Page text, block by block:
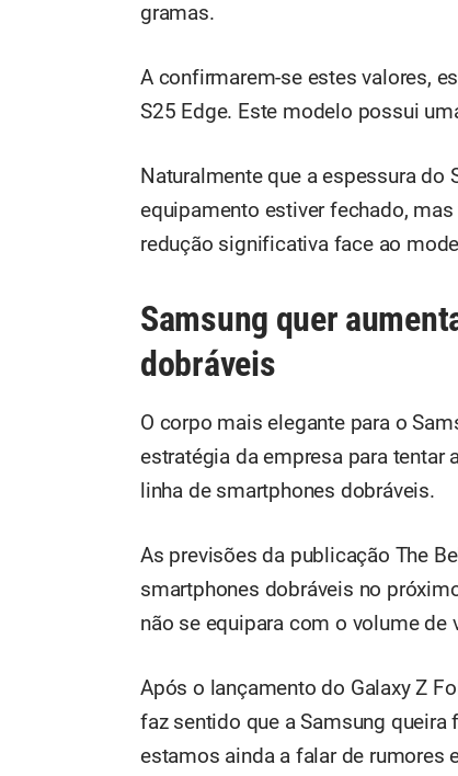
gramas.
A confirmarem-se estes valores,
S25 Edge. Este modelo possui
Naturalmente que a espessura do
equipamento estiver fechado,
redução significativa face ao
Samsung quer
dobráveis
O corpo mais elegante para o
estratégia da empresa para tentar
linha de smartphones dobráveis.
As previsões da publicação The
smartphones dobráveis no
não se equipara com o volume de
Após o lançamento do Galaxy Z
faz sentido que a Samsung queira
estamos ainda a falar de rumores